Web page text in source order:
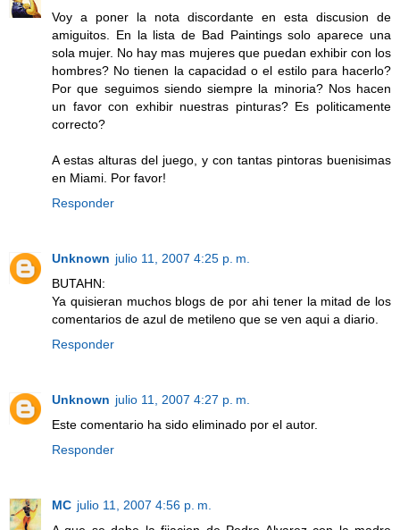
Voy a poner la nota discordante en esta discusion de
amiguitos. En la lista de Bad Paintings solo aparece una
sola mujer. No hay mas mujeres que puedan exhibir con los
hombres? No tienen la capacidad o el estilo para hacerlo?
Por que seguimos siendo siempre la minoria? Nos hacen
un favor con exhibir nuestras pinturas? Es politicamente
correcto?
A estas alturas del juego, y con tantas pintoras buenisimas
en Miami. Por favor!
Responder
Unknown julio 11, 2007 4:25 p. m.
BUTAHN:
Ya quisieran muchos blogs de por ahi tener la mitad de los
comentarios de azul de metileno que se ven aqui a diario.
Responder
Unknown julio 11, 2007 4:27 p. m.
Este comentario ha sido eliminado por el autor.
Responder
MC julio 11, 2007 4:56 p. m.